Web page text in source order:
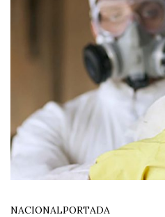
NACIONALPORTADA